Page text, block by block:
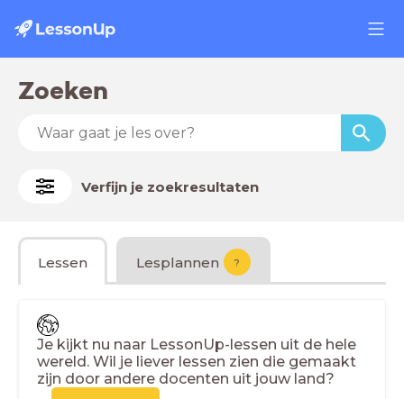
Zoeken
Verfijn je zoekresultaten
Lessen Lesplannen ?
Je kijkt nu naar LessonUp-lessen uit de hele
wereld. Wil je liever lessen zien die gemaakt
zijn door andere docenten uit jouw land?